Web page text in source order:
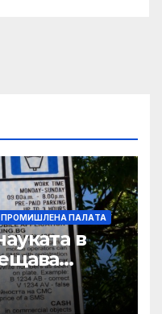
ПРОМИШЛЕНА ПАЛAТА
в